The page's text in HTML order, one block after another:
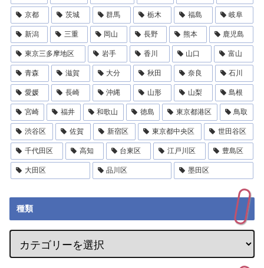
京都 茨城 群馬 栃木 福島 岐阜
新潟 三重 岡山 長野 熊本 鹿児島
東京三多摩地区 岩手 香川 山口 富山
青森 滋賀 大分 秋田 奈良 石川
愛媛 長崎 沖縄 山形 山梨 島根
宮崎 福井 和歌山 徳島 東京都港区 鳥取
渋谷区 佐賀 新宿区 東京都中央区 世田谷区
千代田区 高知 台東区 江戸川区 豊島区
大田区 品川区 墨田区
種類